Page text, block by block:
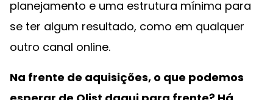
planejamento e uma estrutura mínima para
se ter algum resultado, como em qualquer
outro canal online.
Na frente de aquisições, o que podemos